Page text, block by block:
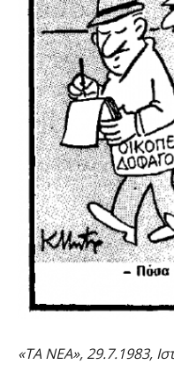
«ΤΑ ΝΕΑ», 29.7.1983,